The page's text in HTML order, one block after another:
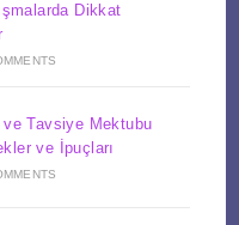
Dikkat
Tavsiye Mektubu
ve İpuçları